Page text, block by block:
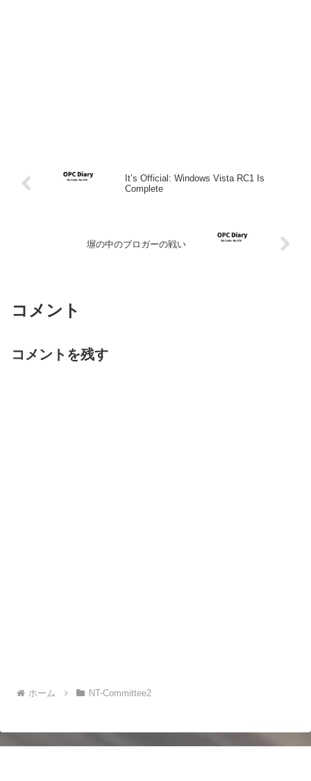
It’s Official: Windows Vista RC1 Is
Complete
塀の中のブロガーの戦い
コメント
コメントを残す
ホーム NT-Committee2